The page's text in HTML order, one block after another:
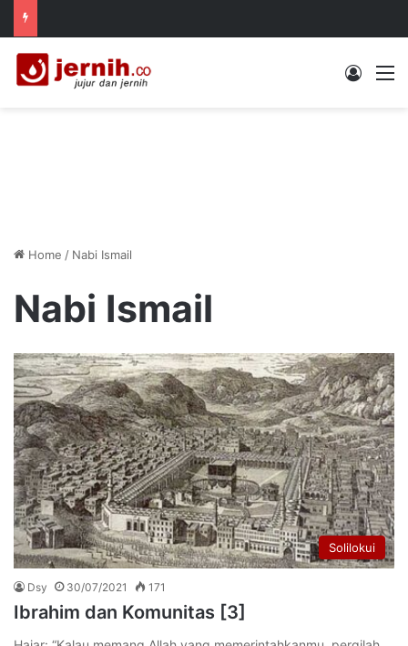
Log In
Home / Nabi Ismail
Nabi Ismail
Solilokui
Dsy 30/07/2021 171
Ibrahim dan Komunitas [3]